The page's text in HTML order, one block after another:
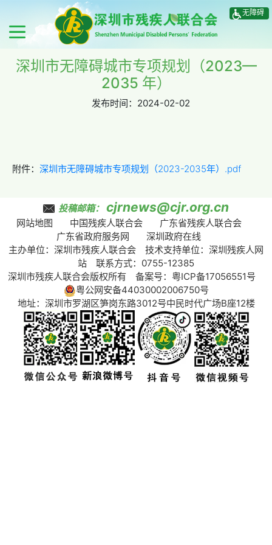
无障碍
深圳市无障碍城市专项规划（2023—
2035 年）
发布时间： 2024-02-02
附件： 深圳市无障碍城市专项规划（2023-2035年）.pdf
投稿邮箱： cjrnews@cjr.org.cn
网站地图 中国残疾人联合会
广东省残疾人联合会
广东省政府服务网
深圳政府在线
主办单位：深圳市残疾人联合会 技术支持单位：深圳残疾人网
站 联系方式：0755-12385
深圳市残疾人联合会版权所有 备案号： 粤ICP备17056551号
粤公网安备44030002006750号
地址：深圳市罗湖区笋岗东路3012号中民时代广场B座12楼